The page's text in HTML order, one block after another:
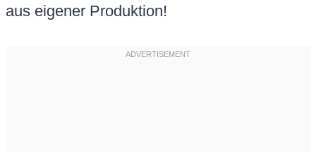
aus eigener Produktion!